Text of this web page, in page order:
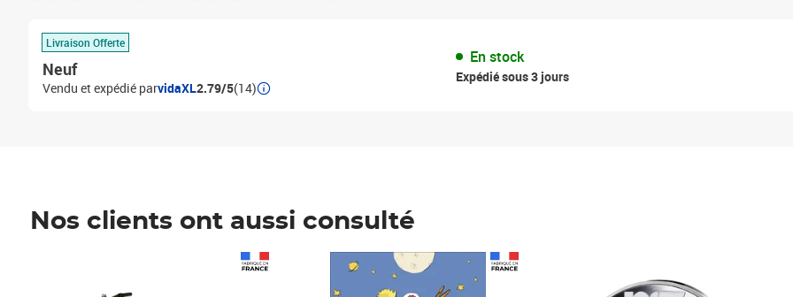
Livraison Offerte
Neuf
Vendu et expédié parvidaXL2.79/5(14)
En stock
Expédié sous 3 jours
Nos clients ont aussi consulté
Prix 7,50€